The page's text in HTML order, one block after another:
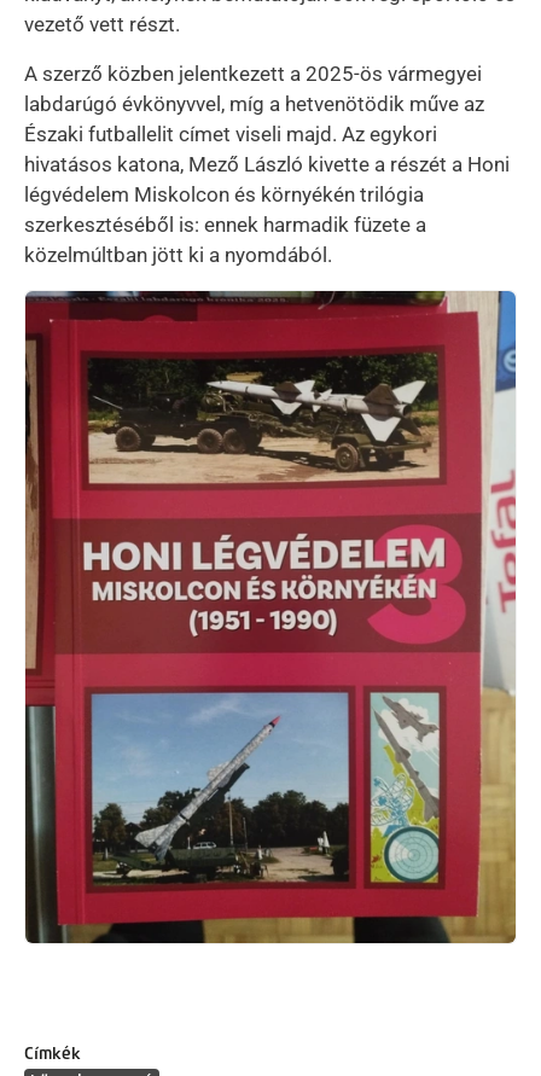
vezető vett részt.
A szerző közben jelentkezett a 2025-ös vármegyei
labdarúgó évkönyvvel, míg a hetvenötödik műve az
Északi futballelit címet viseli majd. Az egykori
hivatásos katona, Mező László kivette a részét a Honi
légvédelem Miskolcon és környékén trilógia
szerkesztéséből is: ennek harmadik füzete a
közelmúltban jött ki a nyomdából.
Kép
Címkék